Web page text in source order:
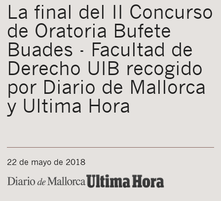
ESPAÑOL
La final del II Concurso
de Oratoria Bufete
Buades - Facultad de
Derecho UIB recogido
por Diario de Mallorca
y Ultima Hora
22 de mayo de 2018